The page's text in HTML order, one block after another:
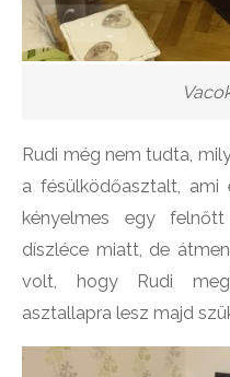
Rudi még nem tudta,
a fésülködőasztalt,
kényelmes egy
díszléce miatt, de
volt, hogy Rudi
asztallapra lesz majd